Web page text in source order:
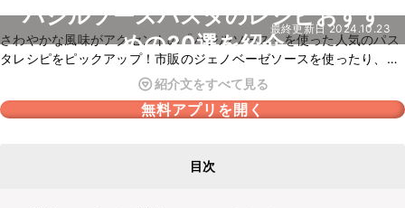
バジルソースパスタのレシピおすす
めの30選を紹介
最終更新日2024.10.23
さわやかな風味がアクセントの「バジルソース」を使った人気のパス
タレシピをピックアップ！市販のジェノベーゼソースを使ったり、ト
マトや魚介類、肉などお好みの具材を合わせてお楽しみください。暑
い季節にはキリっと冷えた冷製パスタにするのもおすすめ。具材だけ
でなく、ペンネやリングイネなどのパスタを変えてアレンジするのも
紹介文をすべて見る
無料アプリを開く
目次